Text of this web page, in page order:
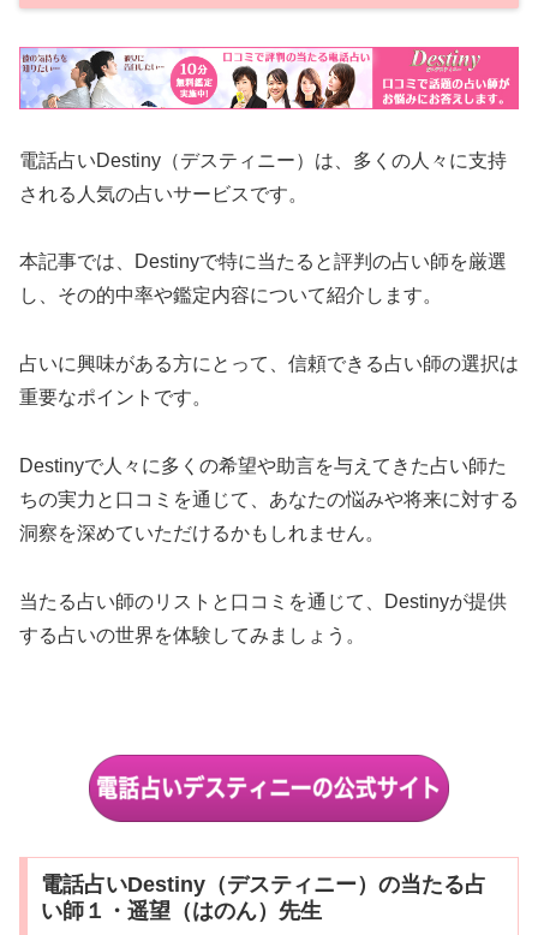
電話占いDestiny（デスティニー）は、多くの人々に支持
される人気の占いサービスです。
本記事では、Destinyで特に当たると評判の占い師を厳選
し、その的中率や鑑定内容について紹介します。
占いに興味がある方にとって、信頼できる占い師の選択は
重要なポイントです。
Destinyで人々に多くの希望や助言を与えてきた占い師た
ちの実力と口コミを通じて、あなたの悩みや将来に対する
洞察を深めていただけるかもしれません。
当たる占い師のリストと口コミを通じて、Destinyが提供
する占いの世界を体験してみましょう。
電話占いDestiny（デスティニー）の当たる占
い師１・遥望（はのん）先生